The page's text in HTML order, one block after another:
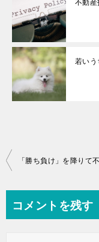
不動産
若いう
投
ビ
コメントを残す